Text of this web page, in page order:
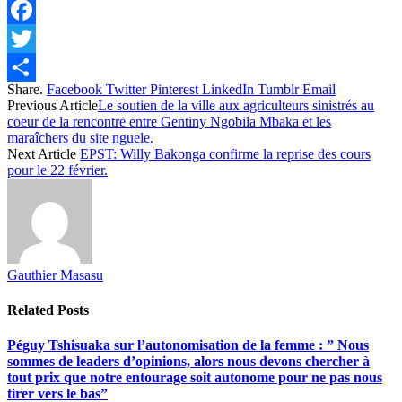
Facebook
Twitter
Share
Share. Facebook Twitter Pinterest LinkedIn Tumblr Email
Previous ArticleLe soutien de la ville aux agriculteurs sinistrés au
coeur de la rencontre entre Gentiny Ngobila Mbaka et les
maraîchers du site nguele.
Next Article EPST: Willy Bakonga confirme la reprise des cours
pour le 22 février.
Gauthier Masasu
Related Posts
Péguy Tshisuaka sur l’autonomisation de la femme : ” Nous
sommes de leaders d’opinions, alors nous devons chercher à
tout prix que notre entourage soit autonome pour ne pas nous
tirer vers le bas”